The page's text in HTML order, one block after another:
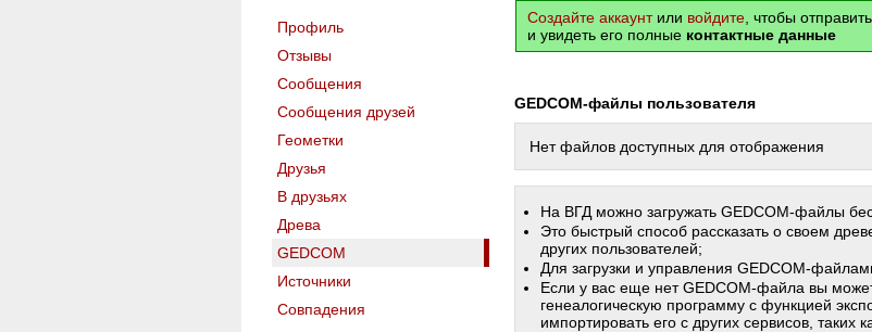
Профиль
Отзывы
Сообщения
Сообщения друзей
Геометки
Друзья
В друзьях
Древа
GEDCOM
Источники
Совпадения
Создайте аккаунтили войдите , чтобы
и увидеть его полные контактные данные
GEDCOM-файлы пользователя
Нет файлов доступных для отображения
На ВГД можно загружать GEDCOM-файлы
Это быстрый способ рассказать о своем
других пользователей;
Для загрузки и управления GEDCOM-
Если у вас еще нет GEDCOM-файла вы
генеалогическую программу с функцией
импортировать его с других сервисов, таких